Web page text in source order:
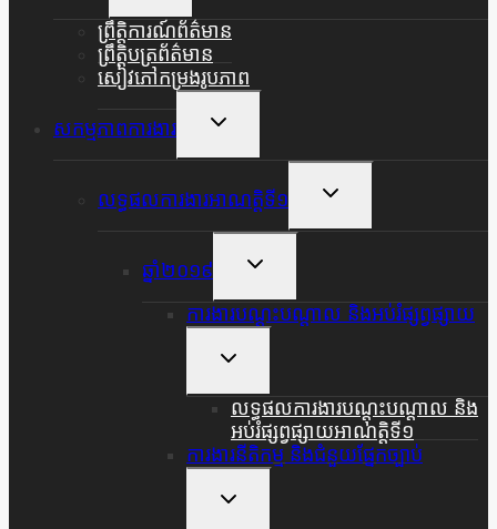
Menu
ព្រឹត្តិការណ៍ព័ត៌មាន
ព្រឹត្តិបត្រព័ត៌មាន
សៀវភៅកម្រងរូបភាព
សកម្មភាពការងារ
Toggle
Menu
លទ្ធផលការងារអាណត្តិទី១
Toggle
Menu
ឆ្នាំ២០១៩
Toggle
Menu
ការងារបណ្តុះបណ្តាល និងអប់រំផ្សព្វផ្សាយ
Toggle
Menu
លទ្ធផលការងារបណ្តុះបណ្តាល និង
អប់រំផ្សព្វផ្សាយអាណត្តិទី១
ការងារនីតិកម្ម និងជំនួយផ្នែកច្បាប់
Toggle